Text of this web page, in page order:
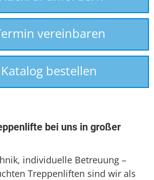
vereinbaren
Katalog bestellen
bei uns in großer
individuelle Betreuung –
Treppenliften sind wir als